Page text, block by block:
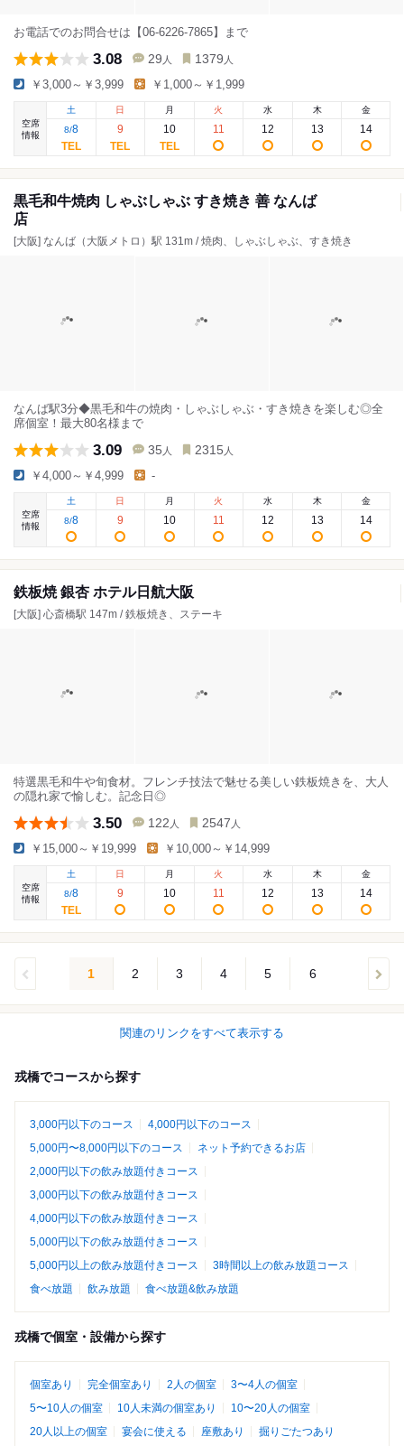
お電話でのお問合せは【06-6226-7865】まで
3.08 29 人 1379 人
￥3,000～￥3,999 ￥1,000～￥1,999
空席
情報
土
8/8
日
9
月
10
火
11
水
12
木
13
金
14
黒毛和牛焼肉 しゃぶしゃぶ すき焼き 善 なんば
店
[大阪] なんば（大阪メトロ）駅 131m / 焼肉、しゃぶしゃぶ、すき焼き
なんば駅3分◆黒毛和牛の焼肉・しゃぶしゃぶ・すき焼きを楽しむ◎全
席個室！最大80名様まで
3.09 35 人 2315 人
￥4,000～￥4,999 -
空席
情報
土
8/8
日
9
月
10
火
11
水
12
木
13
金
14
鉄板焼 銀杏 ホテル日航大阪
[大阪] 心斎橋駅 147m / 鉄板焼き、ステーキ
特選黒毛和牛や旬食材。フレンチ技法で魅せる美しい鉄板焼きを、大人
の隠れ家で愉しむ。記念日◎
3.50 122 人 2547 人
￥15,000～￥19,999 ￥10,000～￥14,999
空席
情報
土
8/8
日
9
月
10
火
11
水
12
木
13
金
14
1 2 3 4 5 6
関連のリンクをすべて表示する
戎橋でコースから探す
3,000円以下のコース
4,000円以下のコース
5,000円〜8,000円以下のコース
ネット予約できるお店
2,000円以下の飲み放題付きコース
3,000円以下の飲み放題付きコース
4,000円以下の飲み放題付きコース
5,000円以下の飲み放題付きコース
5,000円以上の飲み放題付きコース
3時間以上の飲み放題コース
食べ放題
飲み放題 食べ放題&飲み放題
戎橋で個室・設備から探す
個室あり 完全個室あり 2人の個室
3〜4人の個室
5〜10人の個室
10人未満の個室あり
10〜20人の個室
20人以上の個室
宴会に使える 座敷あり 掘りごたつあり